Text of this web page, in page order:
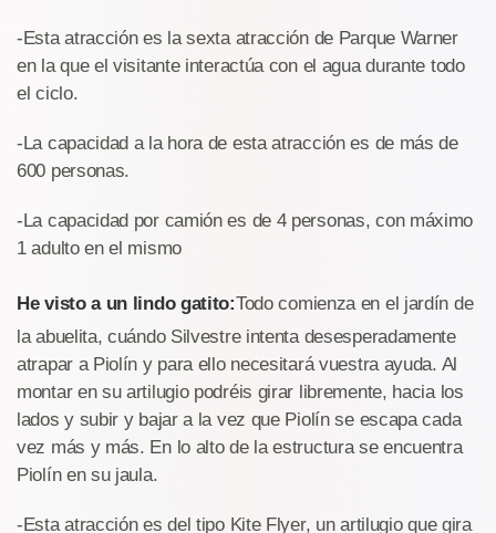
-Esta atracción es la sexta atracción de Parque Warner
en la que el visitante interactúa con el agua durante todo
el ciclo.
-La capacidad a la hora de esta atracción es de más de
600 personas.
-La capacidad por camión es de 4 personas, con máximo
1 adulto en el mismo
He visto a un lindo gatito:Todo comienza en el jardín de
la abuelita, cuándo Silvestre intenta desesperadamente
atrapar a Piolín y para ello necesitará vuestra ayuda. Al
montar en su artilugio podréis girar libremente, hacia los
lados y subir y bajar a la vez que Piolín se escapa cada
vez más y más. En lo alto de la estructura se encuentra
Piolín en su jaula.
-Esta atracción es del tipo Kite Flyer, un artilugio que gira